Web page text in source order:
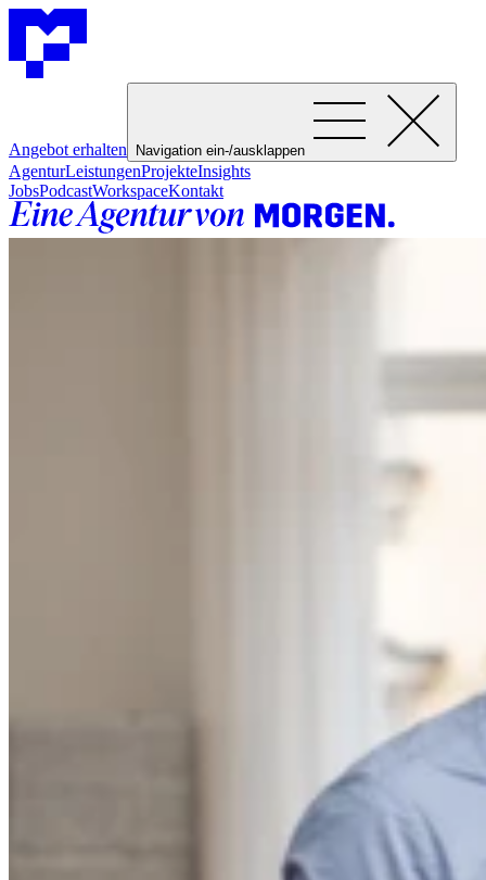
Angebot erhalten Navigation ein-/ausklappen
AgenturLeistungenProjekteInsights
JobsPodcastWorkspaceKontakt